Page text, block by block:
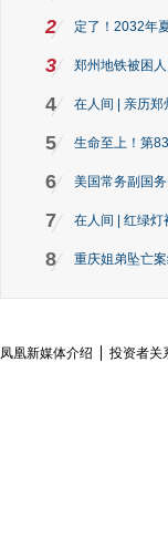
2 定了！2032年
3 郑州地铁被困
4 在人间 | 亲历
5 生命至上！第
6 美国常务副国
7 在人间 | 红绿
8 重庆姐弟坠亡
凤凰新媒体介绍 投资者关